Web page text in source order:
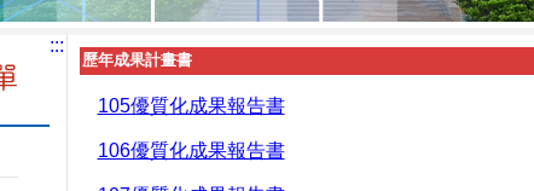
:::
歷年成果計畫書
105優質化成果報告書
106優質化成果報告書